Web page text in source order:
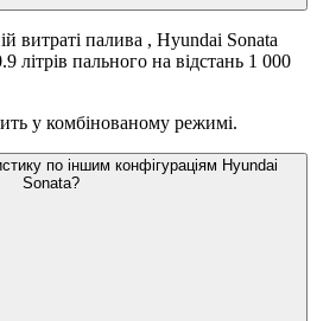
витраті палива , Hyundai Sonata
літрів пального на відстань 1 000
у комбінованому режимі.
по іншим конфігураціям Hyundai
Sonata?